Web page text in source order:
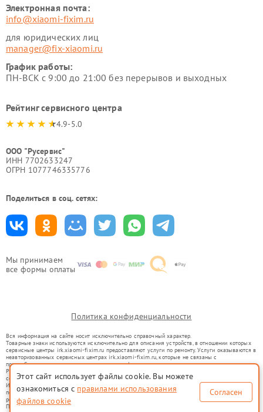
Мы принимаем
все формы оплаты
Электронная почта:
info@xiaomi-fixim.ru
для юридических лиц
manager@fix-xiaomi.ru
График работы:
ПН-ВСК с 9:00 до 21:00 без перерывов и выходных
Рейтинг сервисного центра
4.9-5.0
ООО "Русервис"
ИНН 7702633247
ОГРН 1077746335776
Поделиться в соц. сетях:
Политика конфиденциальности
Вся информация на сайте носит исключительно справочный характер.
Товарные знаки используются исключительно для описания устройств, в отношении которых
сервисные центры irk.xiaomi-fixim.ru предоставляют услуги по ремонту. Услуги оказываются в
неавторизованных сервисных центрах irk.xiaomi-fixim.ru, которые не связаны с
правообладателями товарных знаков или их официальными представителями.
Ремонт осуществляется для устройств, уже введенных в гражданский оборот в соответствии
со статьей 1487 ГК РФ.
Использование товарных знаков не преследует цели индивидуализации услуг или введения
потребителей в заблуждение, а служит для информирования о предоставляемых услугах по
ремонту техники указанных брендов.
Представленная на сайте информация не является публичной офертой, определяемой
Этот сайт использует файлы cookie. Вы можете
ознакомиться с правилами использования
файлов cookie
Согласен